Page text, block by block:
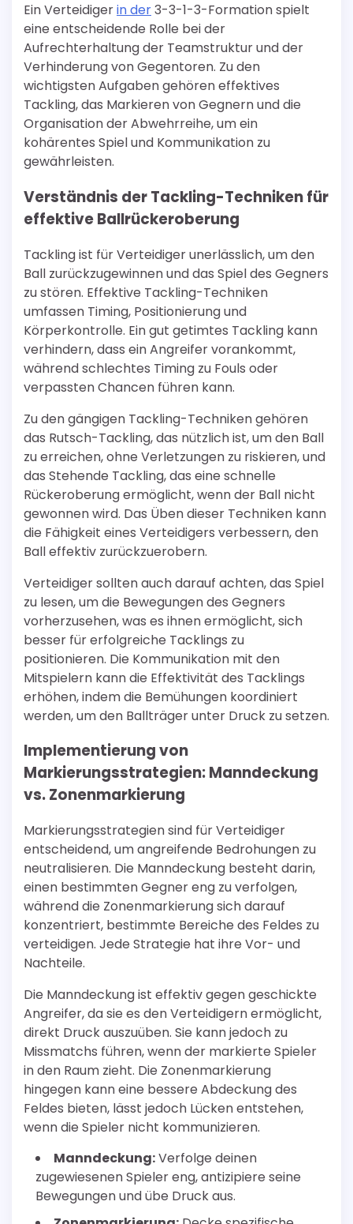
Ein Verteidigerin der3-3-1-3-Formation spielt
eine entscheidende Rolle bei der
Aufrechterhaltung der Teamstruktur und der
Verhinderung von Gegentoren. Zu den
wichtigsten Aufgaben gehören effektives
Tackling, das Markieren von Gegnern und die
Organisation der Abwehrreihe, um ein
kohärentes Spiel und Kommunikation zu
gewährleisten.
Verständnis der Tackling-Techniken für
effektive Ballrückeroberung
Tackling ist für Verteidiger unerlässlich, um den
Ball zurückzugewinnen und das Spiel des Gegners
zu stören. Effektive Tackling-Techniken
umfassen Timing, Positionierung und
Körperkontrolle. Ein gut getimtes Tackling kann
verhindern, dass ein Angreifer vorankommt,
während schlechtes Timing zu Fouls oder
verpassten Chancen führen kann.
Zu den gängigen Tackling-Techniken gehören
das Rutsch-Tackling, das nützlich ist, um den Ball
zu erreichen, ohne Verletzungen zu riskieren, und
das Stehende Tackling, das eine schnelle
Rückeroberung ermöglicht, wenn der Ball nicht
gewonnen wird. Das Üben dieser Techniken kann
die Fähigkeit eines Verteidigers verbessern, den
Ball effektiv zurückzuerobern.
Verteidiger sollten auch darauf achten, das Spiel
zu lesen, um die Bewegungen des Gegners
vorherzusehen, was es ihnen ermöglicht, sich
besser für erfolgreiche Tacklings zu
positionieren. Die Kommunikation mit den
Mitspielern kann die Effektivität des Tacklings
erhöhen, indem die Bemühungen koordiniert
werden, um den Ballträger unter Druck zu setzen.
Implementierung von
Markierungsstrategien: Manndeckung
vs. Zonenmarkierung
Markierungsstrategien sind für Verteidiger
entscheidend, um angreifende Bedrohungen zu
neutralisieren. Die Manndeckung besteht darin,
einen bestimmten Gegner eng zu verfolgen,
während die Zonenmarkierung sich darauf
konzentriert, bestimmte Bereiche des Feldes zu
verteidigen. Jede Strategie hat ihre Vor- und
Nachteile.
Die Manndeckung ist effektiv gegen geschickte
Angreifer, da sie es den Verteidigern ermöglicht,
direkt Druck auszuüben. Sie kann jedoch zu
Missmatchs führen, wenn der markierte Spieler
in den Raum zieht. Die Zonenmarkierung
hingegen kann eine bessere Abdeckung des
Feldes bieten, lässt jedoch Lücken entstehen,
wenn die Spieler nicht kommunizieren.
Manndeckung:Verfolge deinen
zugewiesenen Spieler eng, antizipiere seine
Bewegungen und übe Druck aus.